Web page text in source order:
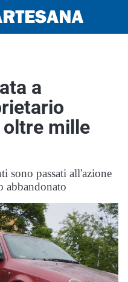
a
mille
sono passati all'azione
abbandonato